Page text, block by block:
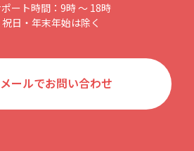
ート時間：9時 〜 18時
日・年末年始は除く
メールでお問い合わせ